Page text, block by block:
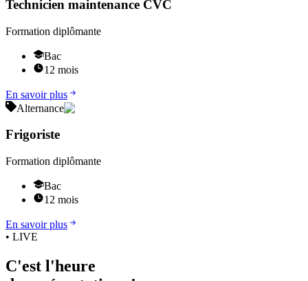
Technicien maintenance CVC
Formation diplômante
Bac
12 mois
En savoir plus
Alternance
Frigoriste
Formation diplômante
Bac
12 mois
En savoir plus
• LIVE
C'est l'heure